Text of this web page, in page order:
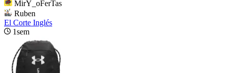
MirY_oFerTas
Ruben
El Corte Inglés
1sem